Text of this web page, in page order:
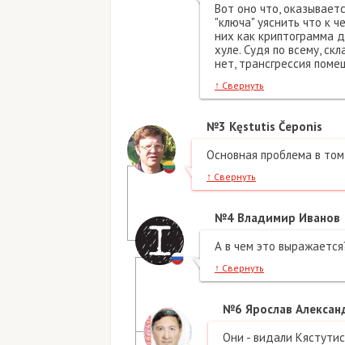
Вот оно что,
"ключа" уяснить что к
них как криптограмма
хуле. Судя по всему,
нет, трансгрессия
↑ Свернуть
№3 Kęstutis Čeponis
Основная проблема в
↑ Свернуть
№4 Владимир Иванов
А в чем это
↑ Свернуть
№6 Ярослав
Они - видали